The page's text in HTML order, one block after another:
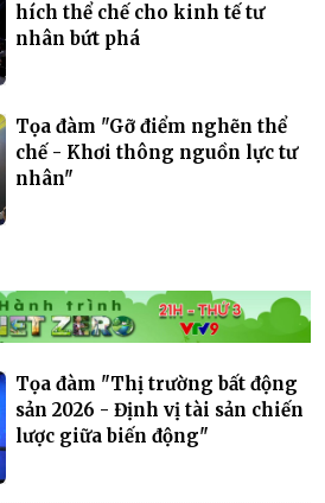
hích thể chế cho kinh tế tư
nhân bứt phá
Tọa đàm "Gỡ điểm nghẽn thể
chế - Khơi thông nguồn lực tư
nhân"
Tọa đàm "Thị trường bất động
sản 2026 - Định vị tài sản chiến
lược giữa biến động"